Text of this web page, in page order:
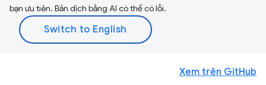
bạn ưu tiên. Bản dịch bằng AI có thể có lỗi.
Xem trên GitHub